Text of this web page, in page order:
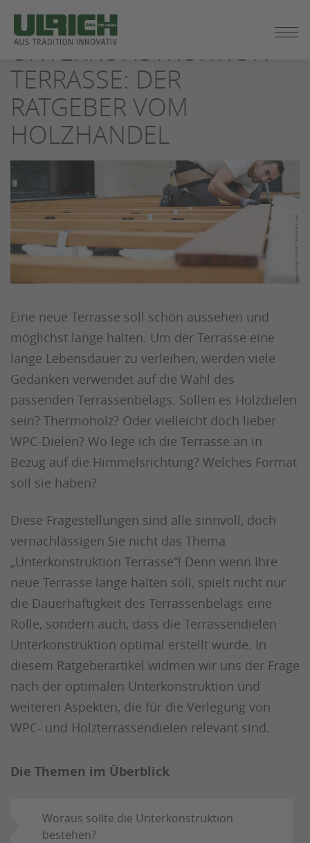
ZUM
SEITENINHALT
SPRINGEN
UNTERKONSTRUKTION
TERRASSE: DER
RATGEBER VOM
HOLZHANDEL
Eine neue Terrasse soll schön aussehen und
möglichst lange halten. Um der Terrasse eine
lange Lebensdauer zu verleihen, werden viele
Gedanken verwendet auf die Wahl des
passenden Terrassenbelags. Sollen es Holzdielen
sein? Thermoholz? Oder vielleicht doch lieber
WPC-Dielen? Wo lege ich die Terrasse an in
Bezug auf die Himmelsrichtung? Welches Format
soll sie haben?
Diese Fragestellungen sind alle sinnvoll, doch
vernachlässigen Sie nicht das Thema
„Unterkonstruktion Terrasse“! Denn wenn Ihre
neue Terrasse lange halten soll, spielt nicht nur
die Dauerhaftigkeit des Terrassenbelags eine
Rolle, sondern auch, dass die Terrassendielen
Unterkonstruktion optimal erstellt wurde. In
diesem Ratgeberartikel widmen wir uns der Frage
nach der optimalen Unterkonstruktion und
weiteren Aspekten, die für die Verlegung von
WPC- und Holzterrassendielen relevant sind.
Die Themen im Überblick
Woraus sollte die Unterkonstruktion
bestehen?